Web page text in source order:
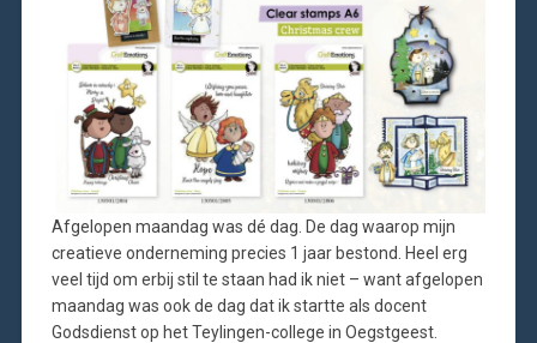
Afgelopen maandag was dé dag. De dag waarop mijn
creatieve onderneming precies 1 jaar bestond. Heel erg
veel tijd om erbij stil te staan had ik niet – want afgelopen
maandag was ook de dag dat ik startte als docent
Godsdienst op het Teylingen-college in Oegstgeest.